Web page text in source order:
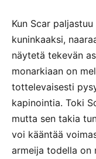
Kun Scar
kuninkaaksi,
näytetä tekevän
monarkiaan on
tottelevaisesti
kapinointia. Toki
mutta sen takia
voi kääntää
armeija todella on